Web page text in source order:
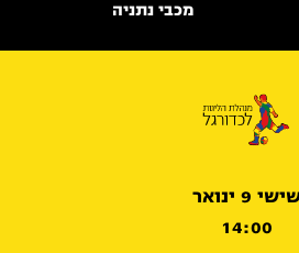
מכבי נתניה
9 ינואר
14:00